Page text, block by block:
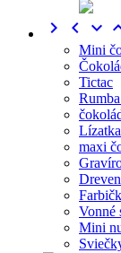
  
Mini
Tictac
Lízatka
maxi
Vonné
Mini